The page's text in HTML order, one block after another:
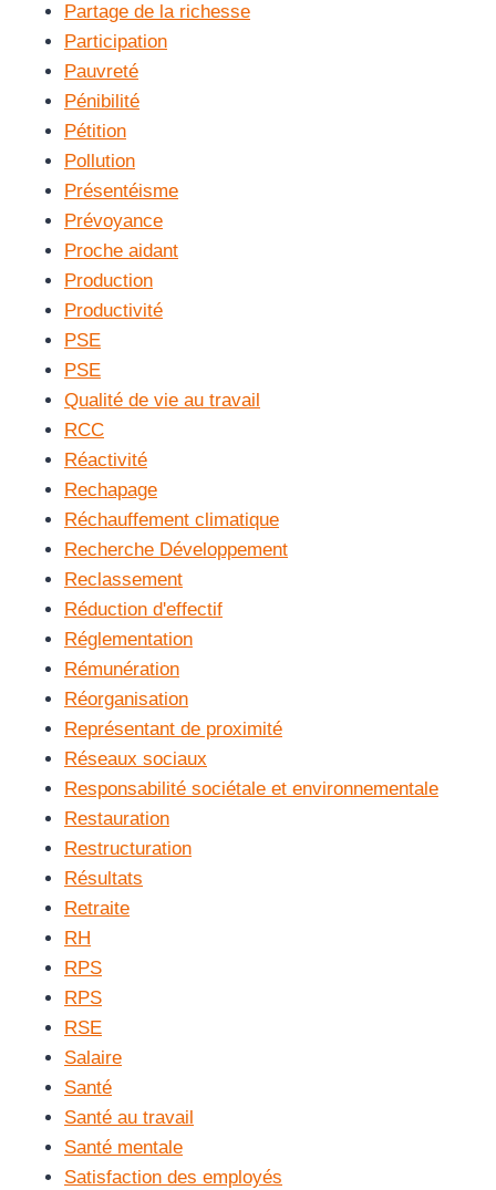
Partage de la richesse
Participation
Pauvreté
Pénibilité
Pétition
Pollution
Présentéisme
Prévoyance
Proche aidant
Production
Productivité
PSE
PSE
Qualité de vie au travail
RCC
Réactivité
Rechapage
Réchauffement climatique
Recherche Développement
Reclassement
Réduction d'effectif
Réglementation
Rémunération
Réorganisation
Représentant de proximité
Réseaux sociaux
Responsabilité sociétale et environnementale
Restauration
Restructuration
Résultats
Retraite
RH
RPS
RPS
RSE
Salaire
Santé
Santé au travail
Santé mentale
Satisfaction des employés